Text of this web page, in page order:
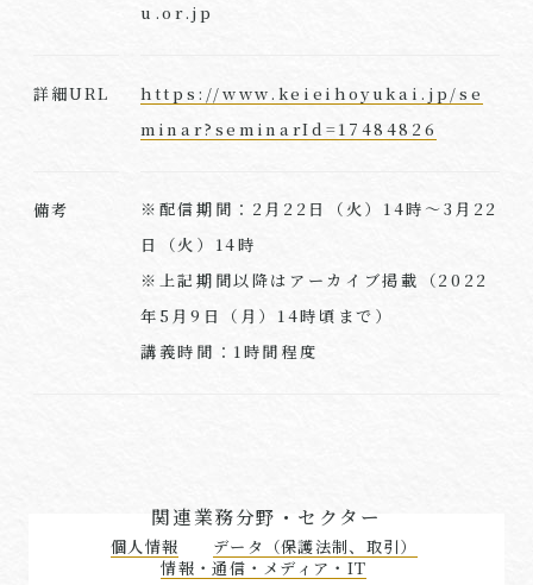
u.or.jp
詳細URL
https://www.keieihoyukai.jp/se
minar?seminarId=17484826
備考
※配信期間：2月22日（火）14時～3月22
日（火）14時
※上記期間以降はアーカイブ掲載（2022
年5月9日（月）14時頃まで）
講義時間：1時間程度
関連業務分野・セクター
個人情報
データ（保護法制、取引）
情報・通信・メディア・IT